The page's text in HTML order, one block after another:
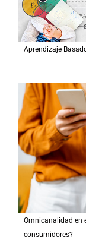
Aprendizaje
Omnicanalidad en
consumidores?